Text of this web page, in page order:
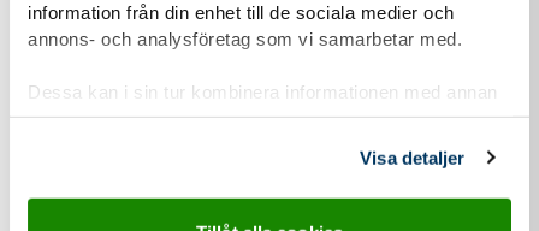
information från din enhet till de sociala medier och
annons- och analysföretag som vi samarbetar med.
Dessa kan i sin tur kombinera informationen med annan
information som du har tillhandahållit eller som de har
Visa detaljer
Scouterna i dialog med riksdagspolitiker: Stärk
barn- och ungdomsverksamheten i Sverige!
Inför höstens riksdagsval träffar Scouterna politiker från
olika partier för att berätta om hur Scouterna bidrar med